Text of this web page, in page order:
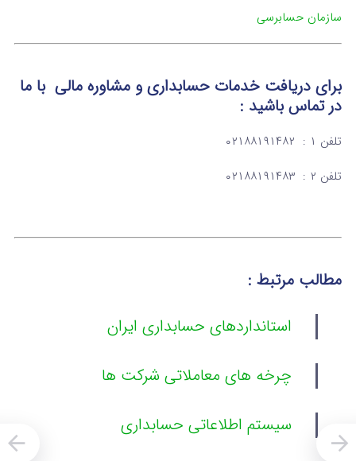
سازمان حسابرسی
برای دریافت خدمات حسابداری و مشاوره مالی با ما
در تماس باشید :
تلفن ۱ : ۰۲۱۸۸۱۹۱۴۸۲
تلفن ۲ : ۰۲۱۸۸۱۹۱۴۸۳
مطالب مرتبط :
استانداردهای حسابداری ایران
چرخه های معاملاتی شرکت ها
سیستم اطلاعاتی حسابداری